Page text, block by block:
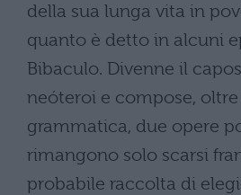
della sua lunga vita in
quanto è detto in alcuni
Bibaculo. Divenne il
neóteroi e compose,
grammatica, due opere
rimangono solo scarsi
probabile raccolta di